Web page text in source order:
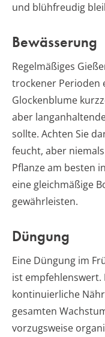
und blühfreudig
Bewässerung
Regelmäßiges
trockener Perioden
Glockenblume
aber
sollte. Achten Sie
feucht, aber
Pflanze am besten
eine gleichmäßige
gewährleisten.
Düngung
Eine Düngung im
ist
kontinuierliche
gesamten
vorzugsweise